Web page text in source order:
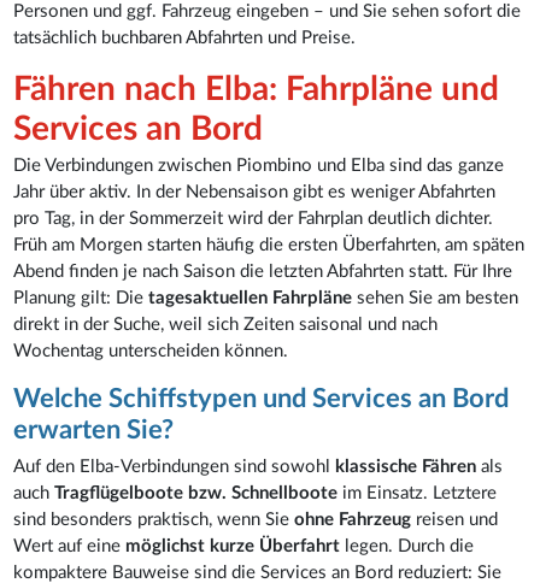
Personen und ggf. Fahrzeug eingeben – und Sie sehen sofort die
tatsächlich buchbaren Abfahrten und Preise.
Fähren nach Elba: Fahrpläne und
Services an Bord
Die Verbindungen zwischen Piombino und Elba sind das ganze
Jahr über aktiv. In der Nebensaison gibt es weniger Abfahrten
pro Tag, in der Sommerzeit wird der Fahrplan deutlich dichter.
Früh am Morgen starten häufig die ersten Überfahrten, am späten
Abend finden je nach Saison die letzten Abfahrten statt. Für Ihre
Planung gilt: Dietagesaktuellen Fahrpläne sehen Sie am besten
direkt in der Suche, weil sich Zeiten saisonal und nach
Wochentag unterscheiden können.
Welche Schiffstypen und Services an Bord
erwarten Sie?
Auf den Elba-Verbindungen sind sowohl klassische Fähren als
auchTragflügelboote bzw. Schnellboote im Einsatz. Letztere
sind besonders praktisch, wenn Sieohne Fahrzeug reisen und
Wert auf eine möglichst kurze Überfahrt legen. Durch die
kompaktere Bauweise sind die Services an Bord reduziert: Sie